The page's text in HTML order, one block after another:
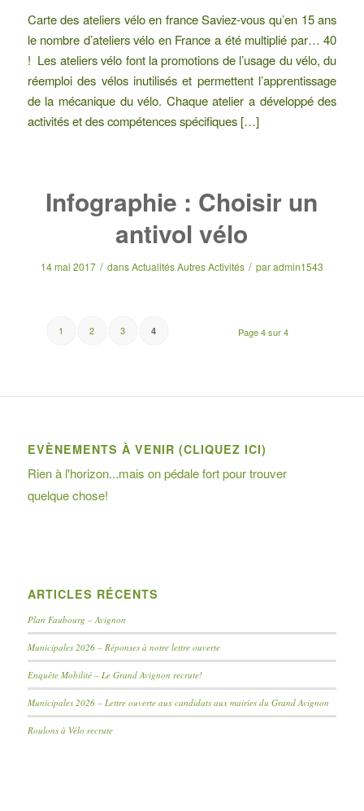
Carte des ateliers vélo en france Saviez-vous qu’en 15 ans
le nombre d’ateliers vélo en France a été multiplié par… 40
! Les ateliers vélo font la promotions de l’usage du vélo, du
réemploi des vélos inutilisés et permettent l’apprentissage
de la mécanique du vélo. Chaque atelier a développé des
activités et des compétences spécifiques […]
Infographie : Choisir un
antivol vélo
14 mai 2017 / dansActualités Autres Activités / paradmin1543
Page 4 sur 4
1 2 3 4
EVÈNEMENTS À VENIR (CLIQUEZ ICI)
Rien à l'horizon...mais on pédale fort pour trouver
quelque chose!
ARTICLES RÉCENTS
Plan Faubourg – Avignon
Municipales 2026 – Réponses à notre lettre ouverte
Enquête Mobilité – Le Grand Avignon recrute!
Municipales 2026 – Lettre ouverte aux candidats aux mairies du Grand Avignon
Roulons à Vélo recrute